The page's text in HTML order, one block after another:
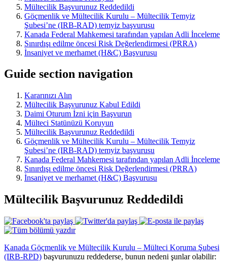
Mültecilik Başvurunuz Reddedildi
Göçmenlik ve Mültecilik Kurulu – Mültecilik Temyiz
Şubesi’ne (IRB-RAD) temyiz başvurusu
Kanada Federal Mahkemesi tarafından yapılan Adli İnceleme
Sınırdışı edilme öncesi Risk Değerlendirmesi (PRRA)
İnsaniyet ve merhamet (H&C) Başvurusu
Guide section navigation
Kararınızı Alın
Mültecilik Başvurunuz Kabul Edildi
Daimi Oturum İzni için Başvurun
Mülteci Statünüzü Koruyun
Mültecilik Başvurunuz Reddedildi
Göçmenlik ve Mültecilik Kurulu – Mültecilik Temyiz
Şubesi’ne (IRB-RAD) temyiz başvurusu
Kanada Federal Mahkemesi tarafından yapılan Adli İnceleme
Sınırdışı edilme öncesi Risk Değerlendirmesi (PRRA)
İnsaniyet ve merhamet (H&C) Başvurusu
Mültecilik Başvurunuz Reddedildi
Kanada Göçmenlik ve Mültecilik Kurulu – Mülteci Koruma Şubesi
(IRB-RPD) başvurunuzu reddederse, bunun nedeni şunlar olabilir: